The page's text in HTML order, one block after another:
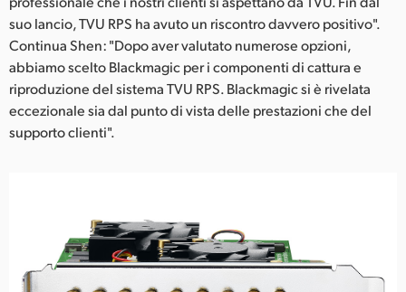
suo lancio, TVU RPS ha avuto un riscontro davvero positivo".
Continua Shen: "Dopo aver valutato numerose opzioni,
abbiamo scelto Blackmagic per i componenti di cattura e
riproduzione del sistema TVU RPS. Blackmagic si è rivelata
eccezionale sia dal punto di vista delle prestazioni che del
supporto clienti".